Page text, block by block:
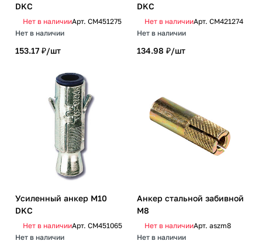
DKC
Нет в наличииАрт. CM451275
Нет в наличии
153.17 ₽/шт
DKC
Нет в наличииАрт. CM421274
Нет в наличии
134.98 ₽/шт
Усиленный анкер М10
DKC
Нет в наличииАрт. CM451065
Нет в наличии
Анкер стальной забивной
М8
Нет в наличииАрт. aszm8
Нет в наличии